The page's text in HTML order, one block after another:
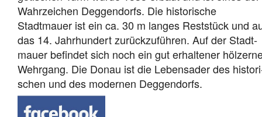
Wahr­zei­chen Deg­gen­dorfs. Die historische
Stadtmauer ist ein ca. 30 m lan­ges Rest­stück und
das 14. Jahr­hun­dert zu­rück­zu­füh­ren. Auf der Stadt­
mau­er be­fin­det sich noch ein gut er­hal­te­ner
Wehr­gang. Die Do­nau ist die Le­bens­ader des
schen und des mo­der­nen Deg­gen­dorfs.